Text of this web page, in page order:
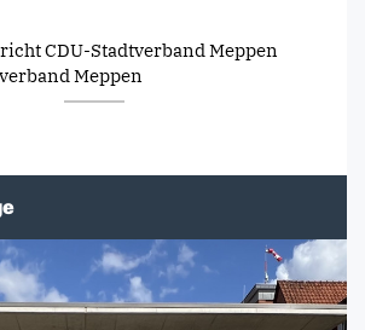
CDU-Stadtverband Meppen
Meppen